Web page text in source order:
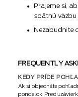
Prajeme si,
spätnú väzbu
Nezabudnite
FREQUENTLY
KEDY PRÍDE
Ak si objednáte
pondelok. Pred